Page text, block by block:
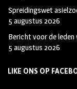
Spreidingswet
5 augustus 2026
Bericht voor de leden
5 augustus 2026
LIKE ONS OP